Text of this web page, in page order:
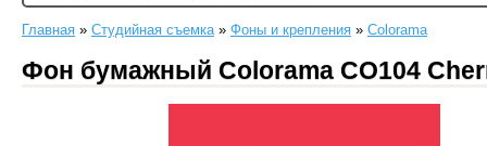
Главная » Студийная съемка» Фоны и крепления » Colorama
Фон бумажный Colorama CO104